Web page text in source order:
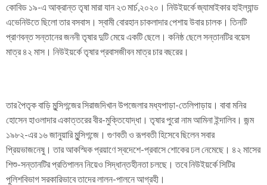
কোবিড ১৯-এ আক্রান্ত তৃষা মারা যান ২৩ মার্চ,২০২০। নিউইয়র্কে জ্যামাইকার হাইল্যান্ড
এভেনিউতে ছিলো তার বসবাস। স্বামী বোরহান চাকলাদার পেশায় উবার চালক। তিনটি
প্রাণবন্ত সন্তানের জননী তৃষার দুটি মেয়ে একটি ছেলে। কনিষ্ঠ ছেলে সন্তানটির বয়েস
মাত্র ৪২ মাস। নিউইয়র্কে তৃষার প্রবাসজীবন মাত্র চার বছরের।
তার পৈতৃক বাড়ি মুন্সিগন্জের সিরাজদিখান উপজেলার মধ্যপাড়া-তেলিপাড়ায়। বাবা মনির
হোসেন হাওলাদার একাত্তরের বীর-মুক্তিযোদ্ধা। তৃষার পুরো নাম আমিনা ইন্দালিব। জন্ম
১৯৮২-এর ১৬ জানুয়ারি মুন্সিগন্জে। গুণবতী ও রূপবতী হিসেবে ছিলেন সবার
প্রিয়ভাজনেষু। তার আকস্মিক প্রয়াণে স্বদেশে-প্রবাসে শোকের ঢল নেমেছে। ৪২ মাসের
শিশু-সন্তানটির প্রতিপালন নিয়েও সিদ্ধান্তহীনতা চলছে। তবে নিউইয়র্কে সিটির
পুলিশবিভাগ সরকারিভাবে তাদের লালন-পালনে আগ্রহী।